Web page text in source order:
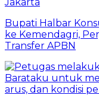
Bupati Halbar
ke Kemendagri,
Transfer APBN